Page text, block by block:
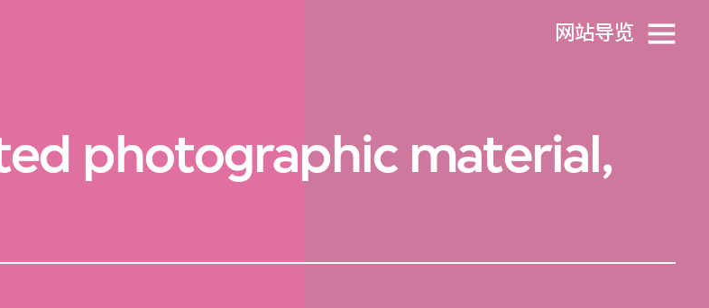
网站导览
photographic material,